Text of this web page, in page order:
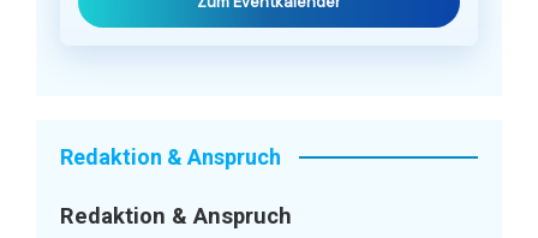
Redaktion & Anspruch
Redaktion & Anspruch